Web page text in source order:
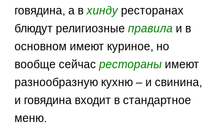
говядина, а вхиндуресторанах
блюдут религиозныеправила и в
основном имеют куриное, но
вообще сейчасрестораны имеют
разнообразную кухню – и свинина,
и говядина входит в стандартное
меню.